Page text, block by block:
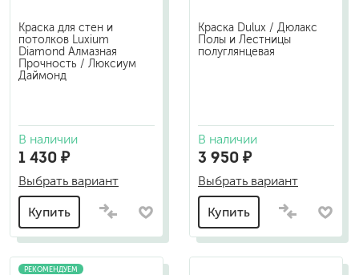
Краска для стен и
потолков Luxium
Diamond Алмазная
Прочность / Люксиум
Даймонд
В наличии
1 430 ₽
Выбрать вариант
Купить
Краска Dulux / Дюлакс
Полы и Лестницы
полуглянцевая
В наличии
3 950 ₽
Выбрать вариант
Купить
РЕКОМЕНДУЕМ